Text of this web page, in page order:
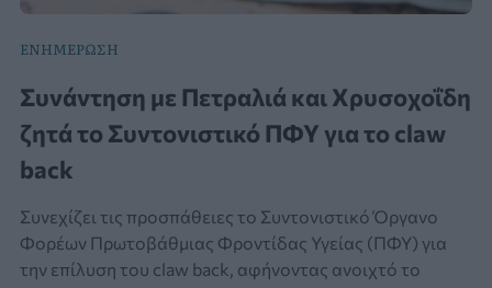
ΕΝΗΜΕΡΩΣΗ
Συνάντηση με Πετραλιά και Χρυσοχοΐδη
ζητά το Συντονιστικό ΠΦΥ για το claw
back
Συνεχίζει τις προσπάθειες το Συντονιστικό Όργανο
Φορέων Πρωτοβάθμιας Φροντίδας Υγείας (ΠΦΥ) για
την επίλυση του claw back, αφήνοντας ανοιχτό το